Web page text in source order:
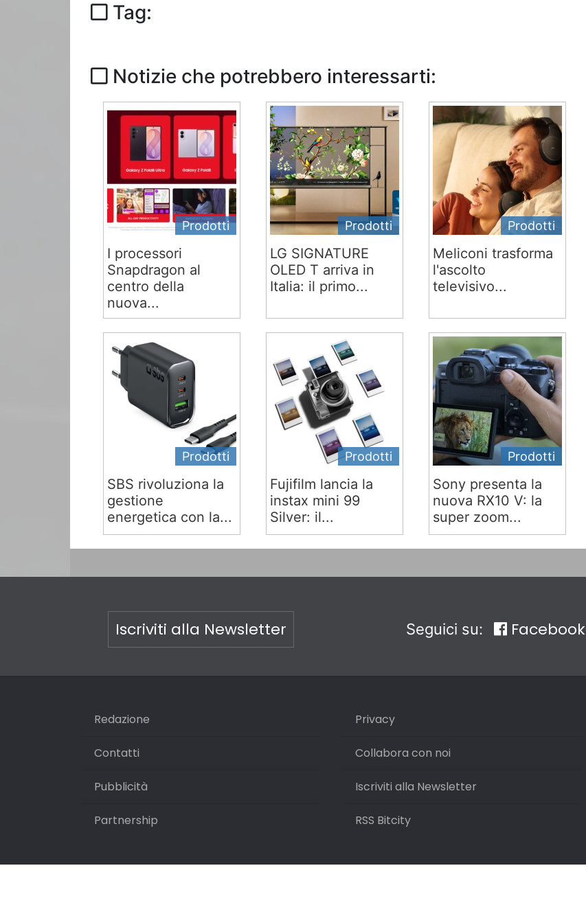
Tag:
Notizie che potrebbero interessarti:
Prodotti
I processori
Snapdragon al
centro della
nuova...
Prodotti
LG SIGNATURE
OLED T arriva in
Italia: il primo...
Prodotti
Meliconi trasforma
l'ascolto
televisivo...
Prodotti
SBS rivoluziona la
gestione
energetica con la...
Prodotti
Fujifilm lancia la
instax mini 99
Silver: il...
Prodotti
Sony presenta la
nuova RX10 V: la
super zoom...
Iscriviti alla Newsletter Seguici su: Facebook
Redazione
Contatti
Pubblicità
Partnership
Privacy
Collabora con noi
Iscriviti alla Newsletter
RSS Bitcity